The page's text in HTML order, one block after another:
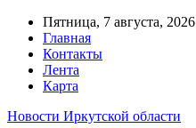
Пятница, 7 августа, 2026
Главная
Контакты
Лента
Карта
Новости Иркутской области